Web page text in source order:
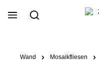
springen
Wand Mosaikfliesen